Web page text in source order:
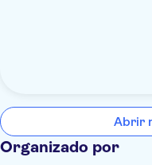
Abrir
Organizado por